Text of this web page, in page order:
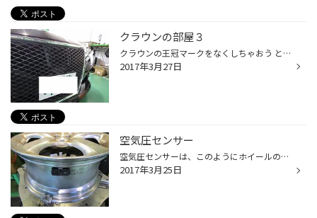
クラウンの部屋３
クラウンの王冠マークをなくしちゃおう と言うことでマークレスグリルなるものを装着。 いい感じです。
2017年3月27日
空気圧センサー
空気圧センサーは、このようにホイールの中に付けます。 いつ起きるかわからないパンク！ だから、万が一の時に備えておきたい。 ご利用頂くと車内で空気圧を確認できて、安心です。
2017年3月25日